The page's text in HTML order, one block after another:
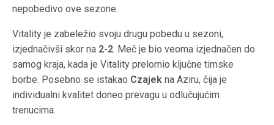
nepobedivo ove sezone.
Vitality je zabeležio svoju drugu pobedu u sezoni,
izjednačivši skor na 2-2. Meč je bio veoma izjednačen do
samog kraja, kada je Vitality prelomio ključne timske
borbe. Posebno se istakao Czajek na Aziru, čija je
individualni kvalitet doneo prevagu u odlučujućim
trenucima.